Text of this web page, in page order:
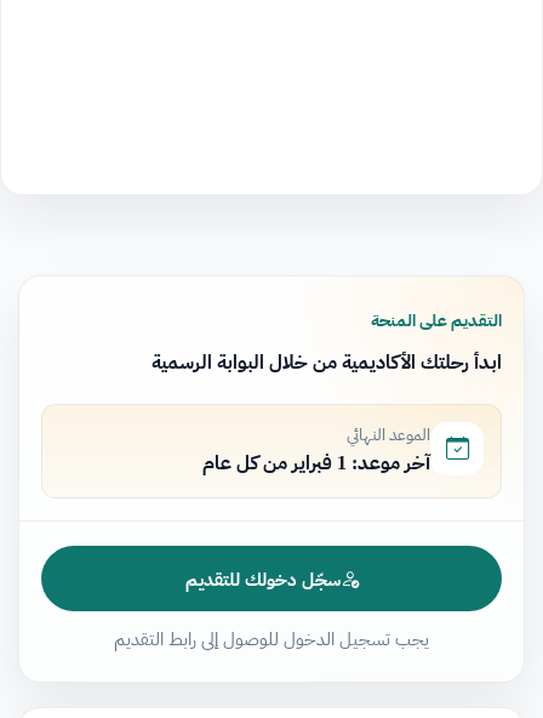
التقديم على المنحة
ابدأ رحلتك الأكاديمية من خلال البوابة الرسمية
الموعد النهائي
آخر موعد: 1 فبراير من كل عام
سجّل دخولك للتقديم
يجب تسجيل الدخول للوصول إلى رابط التقديم